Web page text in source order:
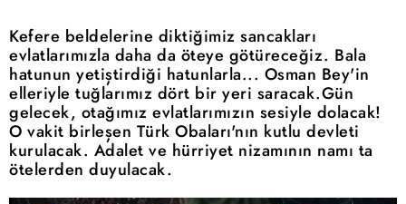
Kefere beldelerine diktiğimiz sancakları
evlatlarımızla daha da öteye götüreceğiz. Bala
hatunun yetiştirdiği hatunlarla... Osman Bey'in
elleriyle tuğlarımız dört bir yeri saracak.Gün
gelecek, otağımız evlatlarımızın sesiyle dolacak!
O vakit birleşen Türk Obaları'nın kutlu devleti
kurulacak. Adalet ve hürriyet nizamının namı ta
ötelerden duyulacak.